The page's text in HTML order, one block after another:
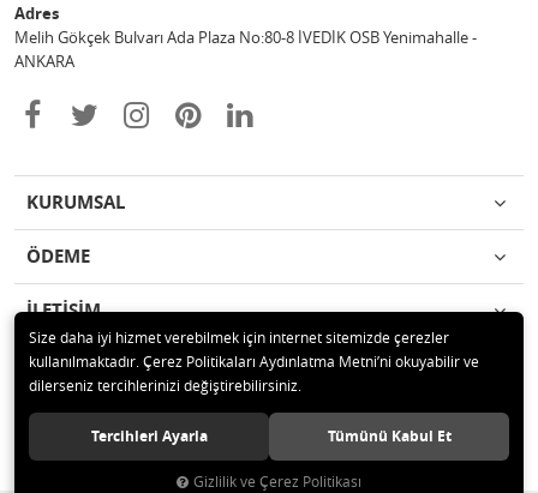
Adres
Melih Gökçek Bulvarı Ada Plaza No:80-8 İVEDİK OSB Yenimahalle -
ANKARA
KURUMSAL
ÖDEME
İLETİŞİM
© 2020 ESA ÖLÇÜM VE TEST CİHAZLARI ELEKTRONİK SAN TİC LTD ŞTİ
Tüm hakları saklıdır.
Size daha iyi hizmet verebilmek için internet sitemizde çerezler
kullanılmaktadır. Çerez Politikaları Aydınlatma Metni’ni okuyabilir ve
dilerseniz tercihlerinizi değiştirebilirsiniz.
Tercihleri Ayarla Tümünü Kabul Et
Gizlilik ve Çerez Politikası